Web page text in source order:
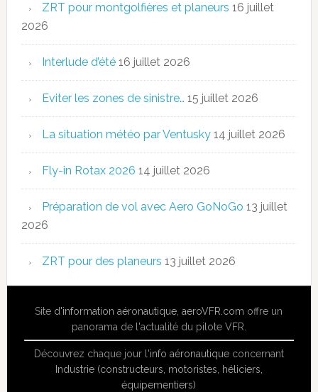
ZRT pour montgolfières et planeurs 16 juillet
2026
Interlude d’été 16 juillet 2026
Eviter les zones de sinistre… 15 juillet 2026
La situation météo par Ventusky 14 juillet 2026
Fly-in Rotax 2026 14 juillet 2026
Préparation de vol avec Aero GoNoGo 13 juillet
2026
ZRT pour des planeurs 13 juillet 2026
Site d'information aéronautique ,aeroVFR.com offre un
panorama de l'actualité du pilote VFR.
Découvrez chaque jour l'info aéronautiqueconcernant
Industrie (constructeurs, motoristes, héliciers,
équipementiers)